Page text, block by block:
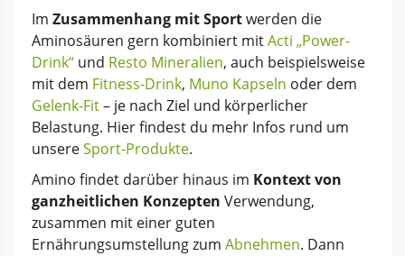
Im Zusammenhang mit Sportwerden die
Aminosäuren gern kombiniert mitActi „Power-
Drink“ und Resto Mineralien, auch beispielsweise
mit dem Fitness-Drink, Muno Kapseln oder dem
Gelenk-Fit– je nach Ziel und körperlicher
Belastung. Hier findest du mehr Infos rund um
unsereSport-Produkte.
Amino findet darüber hinaus im Kontext von
ganzheitlichen Konzepten Verwendung,
zusammen mit einer guten
Ernährungsumstellung zum Abnehmen. Dann